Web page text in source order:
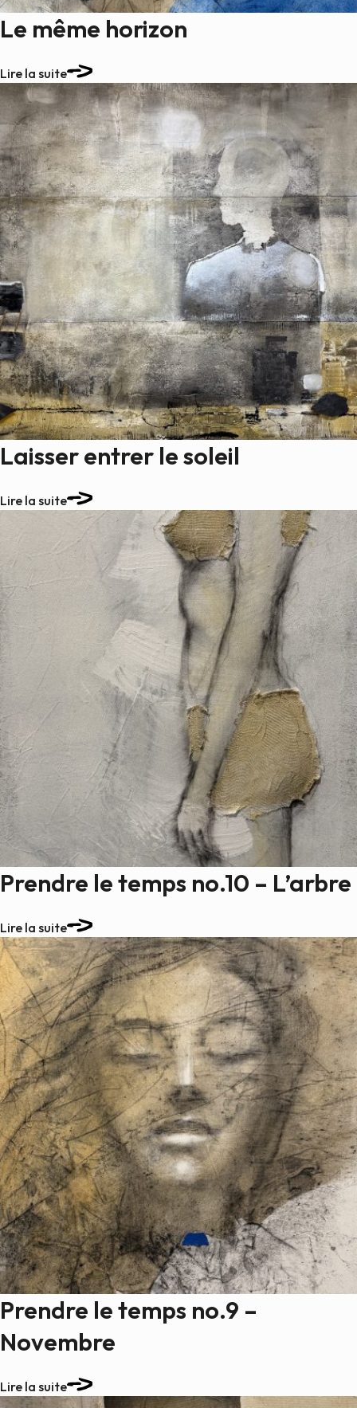
Le même horizon
Lire la suite
Laisser entrer le soleil
Lire la suite
Prendre le temps no.10 – L’arbre
Lire la suite
Prendre le temps no.9 –
Novembre
Lire la suite